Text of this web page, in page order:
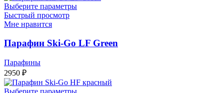
Выберите параметры
Быстрый просмотр
Мне нравится
Парафин Ski-Go LF Green
Парафины
2950 ₽